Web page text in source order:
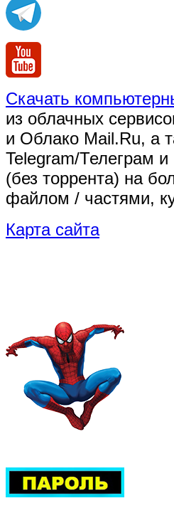
Скачать
из облачных
и Облако Mail.Ru, а
Telegram/Телеграм и
(без торрента) на
файлом / частями,
Карта сайта